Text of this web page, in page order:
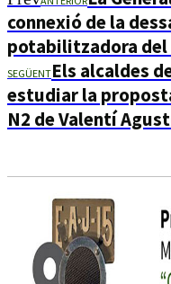
connexió de la
potabilitzadora del
SEGÜENTEls alcaldes
estudiar la
N2 de Valentí